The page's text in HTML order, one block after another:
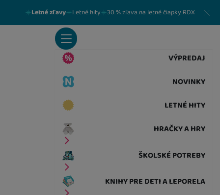
Letné zľavy Letné hity 30 % zľava na letné čiapky RDX Zavrieť
VÝPREDAJ
NOVINKY
LETNÉ HITY
HRAČKY A HRY
ŠKOLSKÉ POTREBY
KNIHY PRE DETI A LEPORELA